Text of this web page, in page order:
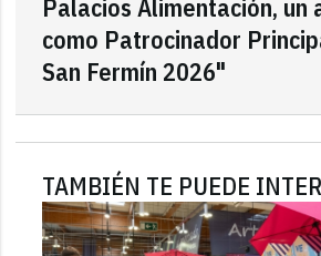
Palacios Alimentación, un
como Patrocinador
San Fermín 2026"
TAMBIÉN TE PUEDE